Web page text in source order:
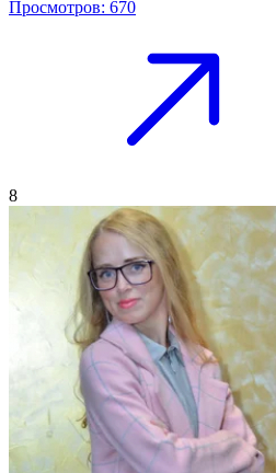
Просмотров: 670
8